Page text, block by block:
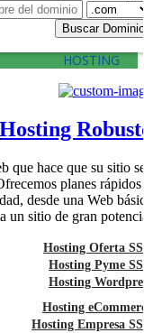
HOSTING
Hosting
que hace que su sitio
planes
desde una Web
un sitio de gran
Hosting Oferta
Hosting Pyme
Hosting
Hosting
Hosting Empresa